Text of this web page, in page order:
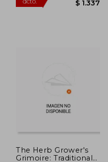
40% $ 16.987
The Herb Grower's
Grimoire: Traditional